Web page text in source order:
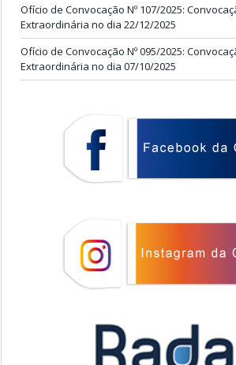
Ofício de Convocação Nº 107/2025:
Extraordinária no dia 22/12/2025
Ofício de Convocação Nº 095/2025:
Extraordinária no dia 07/10/2025